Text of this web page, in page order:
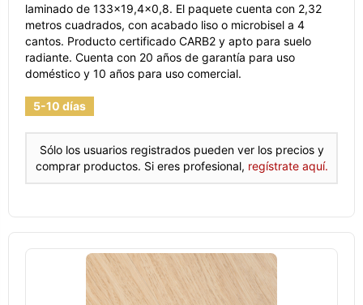
laminado de 133x19,4x0,8. El paquete cuenta con 2,32
metros cuadrados, con acabado liso o microbisel a 4
cantos. Producto certificado CARB2 y apto para suelo
radiante. Cuenta con 20 años de garantía para uso
doméstico y 10 años para uso comercial.
5-10 días
Sólo los usuarios registrados pueden ver los precios y
comprar productos. Si eres profesional, regístrate aquí.